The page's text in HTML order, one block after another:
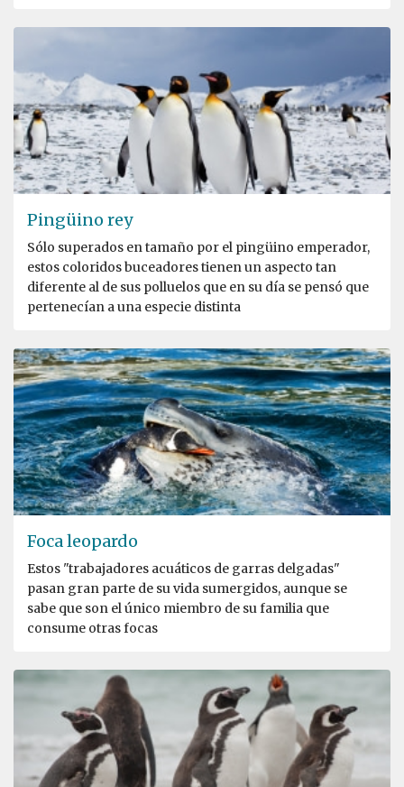
Pingüino rey
Sólo superados en tamaño por el pingüino emperador,
estos coloridos buceadores tienen un aspecto tan
diferente al de sus polluelos que en su día se pensó que
pertenecían a una especie distinta
Foca leopardo
Estos "trabajadores acuáticos de garras delgadas"
pasan gran parte de su vida sumergidos, aunque se
sabe que son el único miembro de su familia que
consume otras focas